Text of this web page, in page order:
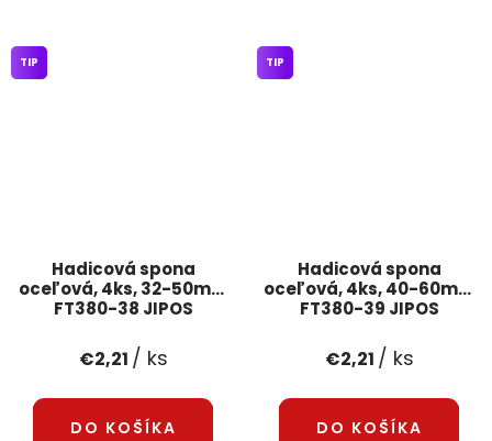
Hadicová spona
oceľová, 4ks, 32-50mm
FT380-38 JIPOS
TIP
€2,21 / ks
DO KOŠÍKA
Hadicová spona
oceľová, 4ks, 40-60mm
FT380-39 JIPOS
TIP
€2,21 / ks
DO KOŠÍKA